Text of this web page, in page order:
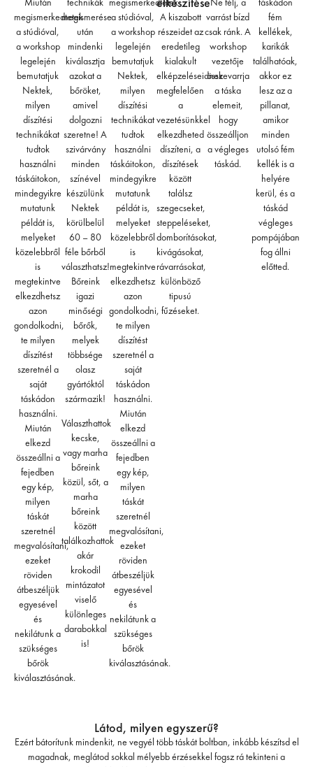
megismerkedtetek
a stúdióval,
a workshop
legelején
bemutatjuk
Nektek,
milyen
díszítési
technikákat
tudtok
használni
táskáitokon,
mindegyikre
mutatunk
példát is,
melyeket
közelebbről
is
megtekintve
elkezdhetsz
azon
gondolkodni,
te milyen
díszítést
szeretnél a
saját
táskádon
használni.
Miután
elkezd
összeállni a
fejedben
egy kép,
milyen
táskát
szeretnél
megvalósítani,
ezeket
röviden
átbeszéljük
egyesével
és
nekilátunk a
szükséges
bőrök
kiválasztásának.
megismerése
után
mindenki
kiválasztja
azokat a
bőröket,
amivel
dolgozni
szeretne! A
szivárvány
minden
színével
készülünk
Nektek
körülbelül
60 – 80
féle bőrből
választhatsz!
Bőreink
igazi
minőségi
bőrők,
melyek
többsége
olasz
gyártóktól
származik!
Választhattok
kecske,
vagy marha
bőreink
közül, sőt, a
marha
bőreink
között
találkozhattok
akár
krokodil
mintázatot
viselő
különleges
darabokkal
is!
a stúdióval,
a workshop
legelején
bemutatjuk
Nektek,
milyen
díszítési
technikákat
tudtok
használni
táskáitokon,
mindegyikre
mutatunk
példát is,
melyeket
közelebbről
is
megtekintve
elkezdhetsz
azon
gondolkodni,
te milyen
díszítést
szeretnél a
saját
táskádon
használni.
Miután
elkezd
összeállni a
fejedben
egy kép,
milyen
táskát
szeretnél
megvalósítani,
ezeket
röviden
átbeszéljük
egyesével
és
nekilátunk a
szükséges
bőrök
kiválasztásának.
A kiszabott
részeidet az
eredetileg
kialakult
elképzeléseidnek
megfelelően
a
vezetésünkkel
elkezdheted
díszíteni, a
díszítések
között
találsz
szegecseket,
steppeléseket,
domborításokat,
kivágásokat,
rávarrásokat,
különböző
tipusú
fűzéseket.
varrást bízd
csak ránk. A
workshop
vezetője
összevarrja
a táska
elemeit,
hogy
összeálljon
a végleges
táskád.
fém
kellékek,
karikák
találhatóak,
akkor ez
lesz az a
pillanat,
amikor
minden
utolsó fém
kellék is a
helyére
kerül, és a
táskád
végleges
pompájában
fog állni
előtted.
Látod, milyen egyszerű?
Ezért bátorítunk mindenkit, ne vegyél több táskát boltban, inkább készítsd el
magadnak, meglátod sokkal mélyebb érzésekkel fogsz rá tekinteni a